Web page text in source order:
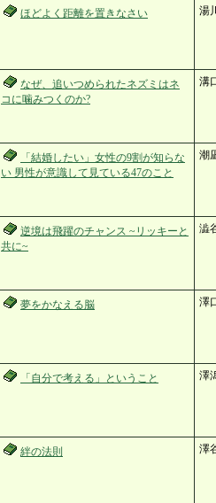
ほどよく距離を置きなさい 湯
なぜ、追いつめられたネズミはネ
コに噛みつくのか?
溝
「結婚したい」女性の9割が知らな
い 男性が意識して見ている47のこと
潮
逆境は飛躍のチャンス ~リッキーと
共に~
澁
夢をかなえる脳 澤
「自分で考える」ということ 澤
絆の法則 澤